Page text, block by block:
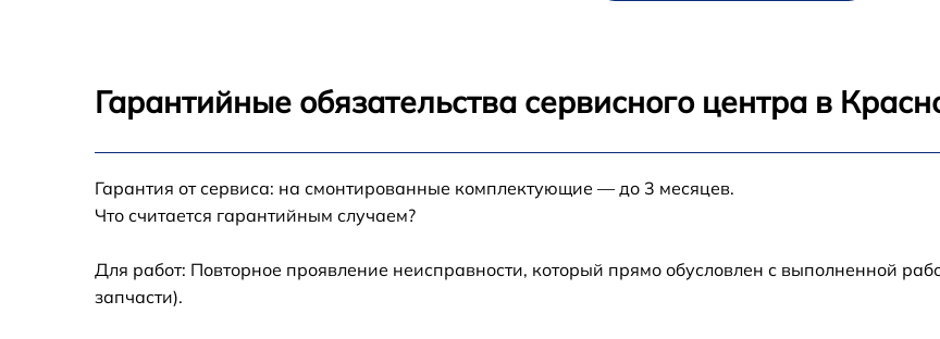
Замена блока питания Asus VG245H от 60 мин
VG245H
Гарантийные обязательства сервисного центра в
Гарантия от сервиса: на смонтированные комплектующие — до 3 месяцев.
Что считается гарантийным случаем?
Для работ: Повторное проявление неисправности, который прямо обусловлен с выполненной
запчасти).